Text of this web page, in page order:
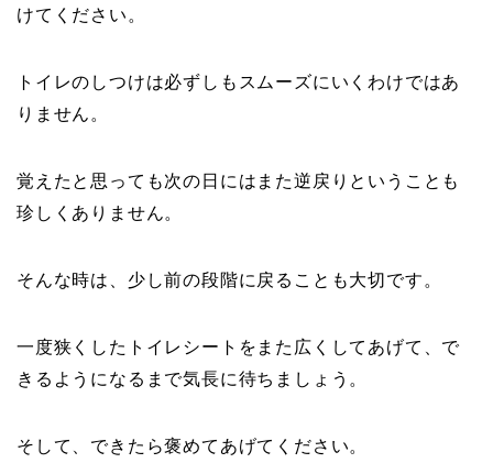
けてください。
トイレのしつけは必ずしもスムーズにいくわけではあ
りません。
覚えたと思っても次の日にはまた逆戻りということも
珍しくありません。
そんな時は、少し前の段階に戻ることも大切です。
一度狭くしたトイレシートをまた広くしてあげて、で
きるようになるまで気長に待ちましょう。
そして、できたら褒めてあげてください。